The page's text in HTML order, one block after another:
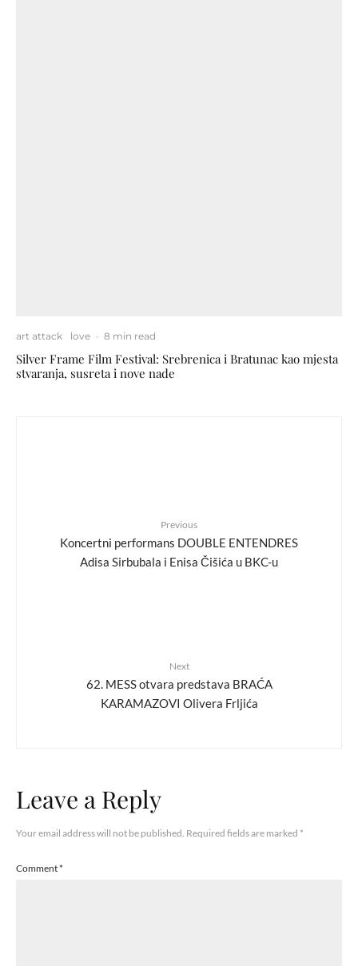
art attack love · 8 min read
Silver Frame Film Festival: Srebrenica i Bratunac kao mjesta
stvaranja, susreta i nove nade
Previous
Koncertni performans DOUBLE ENTENDRES
Adisa Sirbubala i Enisa Čišića u BKC-u
Next
62. MESS otvara predstava BRAĆA
KARAMAZOVI Olivera Frljića
Leave a Reply
Your email address will not be published. Required fields are marked *
Comment*